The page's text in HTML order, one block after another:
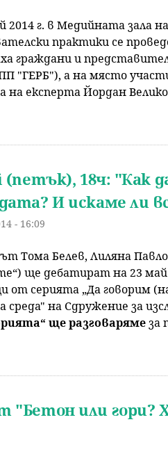
2014 г. в Медийната зала
практики се
граждани и
"ГЕРБ"), а на място
експерта Йордан
(петък), 18ч: "Как
И искаме ли
- 16:09
Тома Белев, Лиляна
ще дебатират на 23 май
от серията „Да говорим
среда" на Сдружение за
ще разговаряме за
"Бетон или